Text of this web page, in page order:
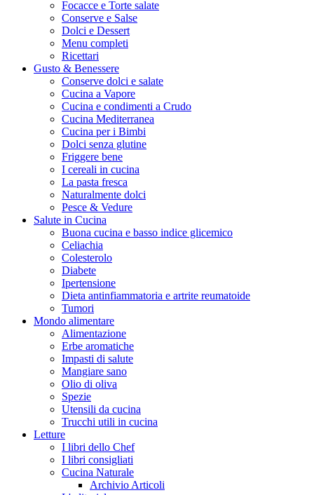
Focacce e Torte salate
Conserve e Salse
Dolci e Dessert
Menu completi
Ricettari
Gusto & Benessere
Conserve dolci e salate
Cucina a Vapore
Cucina e condimenti a Crudo
Cucina Mediterranea
Cucina per i Bimbi
Dolci senza glutine
Friggere bene
I cereali in cucina
La pasta fresca
Naturalmente dolci
Pesce & Vedure
Salute in Cucina
Buona cucina e basso indice glicemico
Celiachia
Colesterolo
Diabete
Ipertensione
Dieta antinfiammatoria e artrite reumatoide
Tumori
Mondo alimentare
Alimentazione
Erbe aromatiche
Impasti di salute
Mangiare sano
Olio di oliva
Spezie
Utensili da cucina
Trucchi utili in cucina
Letture
I libri dello Chef
I libri consigliati
Cucina Naturale
Archivio Articoli